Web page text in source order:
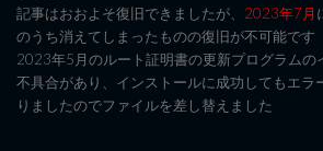
記事はおおよそ復旧できましたが、 2023年7月
のうち消えてしまったものの復旧が不可能です
2023年5月のルート証明書の更新プログラムの
不具合があり、インストールに成功してもエラ
りましたのでファイルを差し替えました